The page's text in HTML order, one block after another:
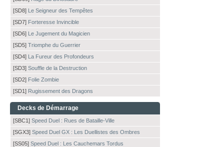
[SD8] Le Seigneur des Tempêtes
[SD7] Forteresse Invincible
[SD6] Le Jugement du Magicien
[SD5] Triomphe du Guerrier
[SD4] La Fureur des Profondeurs
[SD3] Souffle de la Destruction
[SD2] Folie Zombie
[SD1] Rugissement des Dragons
Decks de Démarrage
[SBC1] Speed Duel : Rues de Bataille-Ville
[SGX3] Speed Duel GX : Les Duellistes des Ombres
[SS05] Speed Duel : Les Cauchemars Tordus